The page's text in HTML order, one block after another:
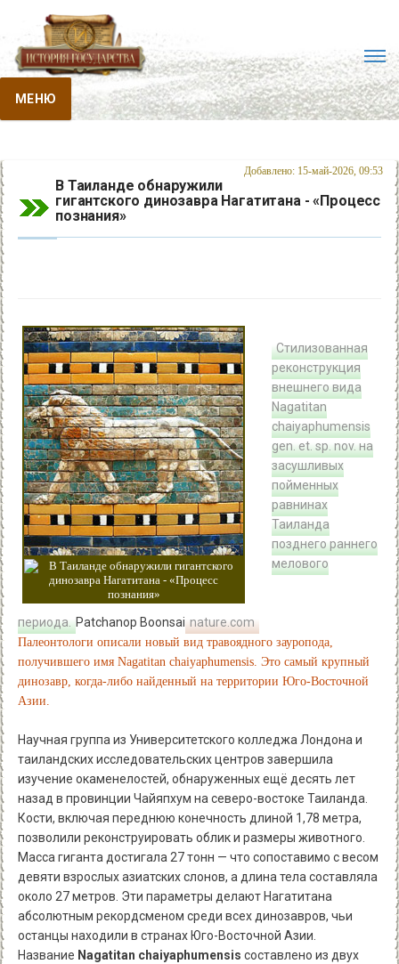
МЕНЮ
Добавлено: 15-май-2026, 09:53
В Таиланде обнаружили
гигантского динозавра Нагатитана - «Процесс
познания»
Стилизованная
реконструкция
внешнего вида
Nagatitan
chaiyaphumensis
gen. et. sp. nov. на
засушливых
пойменных
равнинах
Таиланда
позднего раннего
мелового
периода. Patchanop Boonsai nature.com
Палеонтологи описали новый вид травоядного зауропода,
получившего имя Nagatitan chaiyaphumensis. Это самый крупный
динозавр, когда-либо найденный на территории Юго-Восточной
Азии.
Научная группа из Университетского колледжа Лондона и
таиландских исследовательских центров завершила
изучение окаменелостей, обнаруженных ещё десять лет
назад в провинции Чайяпхум на северо-востоке Таиланда.
Кости, включая переднюю конечность длиной 1,78 метра,
позволили реконструировать облик и размеры животного.
Масса гиганта достигала 27 тонн — что сопоставимо с весом
девяти взрослых азиатских слонов, а длина тела составляла
около 27 метров. Эти параметры делают Нагатитана
абсолютным рекордсменом среди всех динозавров, чьи
останцы находили в странах Юго-Восточной Азии.
Название Nagatitan chaiyaphumensis составлено из двух